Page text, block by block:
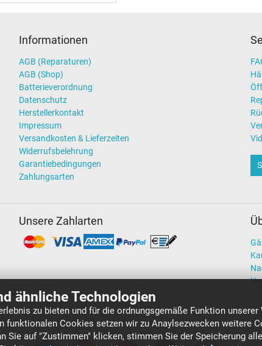
ähnliche Technologien
zu bieten und für die ordnungsgemäße Funktion unserer
funktionalen Cookies setzen wir zu Anaylsezwecken weitere
Sie auf "Zustimmen" klicken, stimmen Sie der Speicherung
Informationen
AGB (Reparaturen)
AGB (Shop)
Batterieverordnung
Datenschutz
Herstellerkontakt
Impressum
Versandkosten & Lieferzeiten
Widerrufsbelehrung
Garantiebedingungen
Zahlungsarten
Unsere Zahlarten